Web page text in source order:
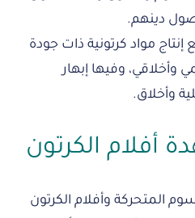
دينهم.
مواد كرتونية ذات جودة
وأخلاقي، وفيها إبهار
وأخلاق.
أفلام الكرتون
المتحركة وأفلام الكرتون